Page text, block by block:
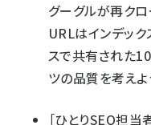
グーグルが再ク
URLはインデッ
スで共有された
ツの品質を考えよ
［ひとりSEO担当